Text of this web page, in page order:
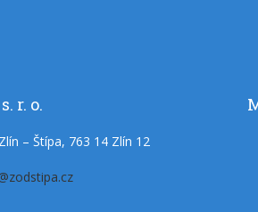
s. r. o.
– Štípa, 763 14 Zlín 12